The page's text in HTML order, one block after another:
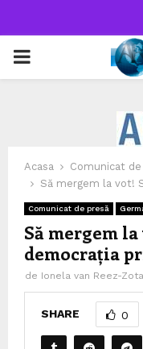
PRIMARY
Acasa
Comunicat
Să mergem la vot!
Comunicat de presă
Să mergem
democrația
de Ionela van Reez-Zota
SHARE 0